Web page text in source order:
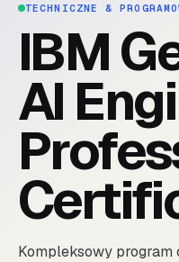
TECHNICZNE &
IBM
AI
Kompleksowy